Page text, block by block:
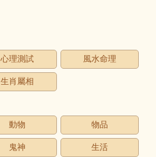
心理測試 風水命理
生肖屬相
動物 物品
鬼神 生活